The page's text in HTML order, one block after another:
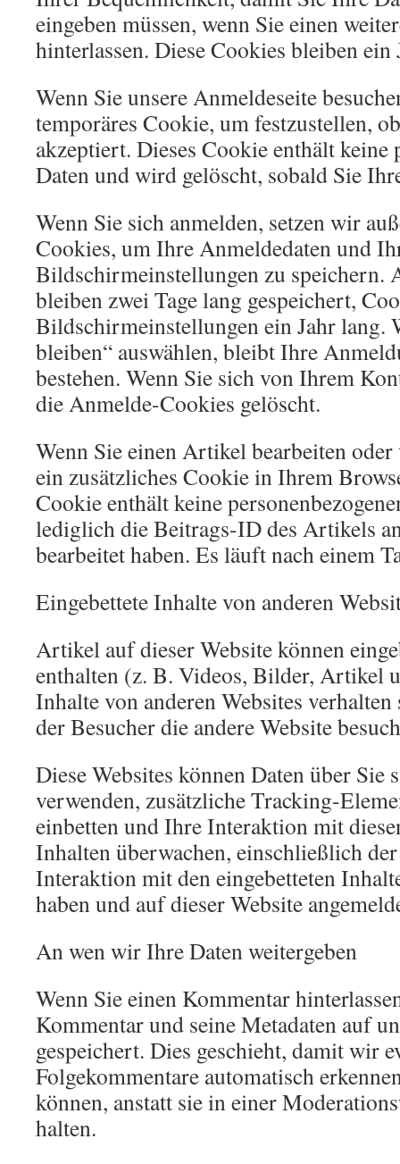
eingeben müssen, wenn Sie einen
hinterlassen. Diese Cookies bleiben ein
Wenn Sie unsere Anmeldeseite
temporäres Cookie, um festzustellen,
akzeptiert. Dieses Cookie enthält keine
Daten und wird gelöscht, sobald Sie
Wenn Sie sich anmelden, setzen wir
Cookies, um Ihre Anmeldedaten und
Bildschirmeinstellungen zu speichern.
bleiben zwei Tage lang gespeichert,
Bildschirmeinstellungen ein Jahr lang.
bleiben“ auswählen, bleibt Ihre
bestehen. Wenn Sie sich von Ihrem
die Anmelde-Cookies gelöscht.
Wenn Sie einen Artikel bearbeiten
ein zusätzliches Cookie in Ihrem
Cookie enthält keine
lediglich die Beitrags-ID des Artikels
bearbeitet haben. Es läuft nach einem
Eingebettete Inhalte von anderen
Artikel auf dieser Website können
enthalten (z. B. Videos, Bilder, Artikel
Inhalte von anderen Websites verhalten
der Besucher die andere Website
Diese Websites können Daten über Sie
verwenden, zusätzliche Tracking-
einbetten und Ihre Interaktion mit
Inhalten überwachen, einschließlich
Interaktion mit den eingebetteten
haben und auf dieser Website
An wen wir Ihre Daten weitergeben
Wenn Sie einen Kommentar
Kommentar und seine Metadaten auf
gespeichert. Dies geschieht, damit wir
Folgekommentare automatisch
können, anstatt sie in einer
halten.